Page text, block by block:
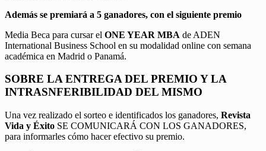
Además se premiará a 5 ganadores, con el siguiente premio
Media Beca para cursar el ONE YEAR MBA de ADEN
International Business School en su modalidad online con semana
académica en Madrid o Panamá.
SOBRE LA ENTREGA DEL PREMIO Y LA
INTRASNFERIBILIDAD DEL MISMO
Una vez realizado el sorteo e identificados los ganadores, Revista
Vida y Éxito SE COMUNICARÁ CON LOS GANADORES,
para informarles cómo hacer efectivo su premio.